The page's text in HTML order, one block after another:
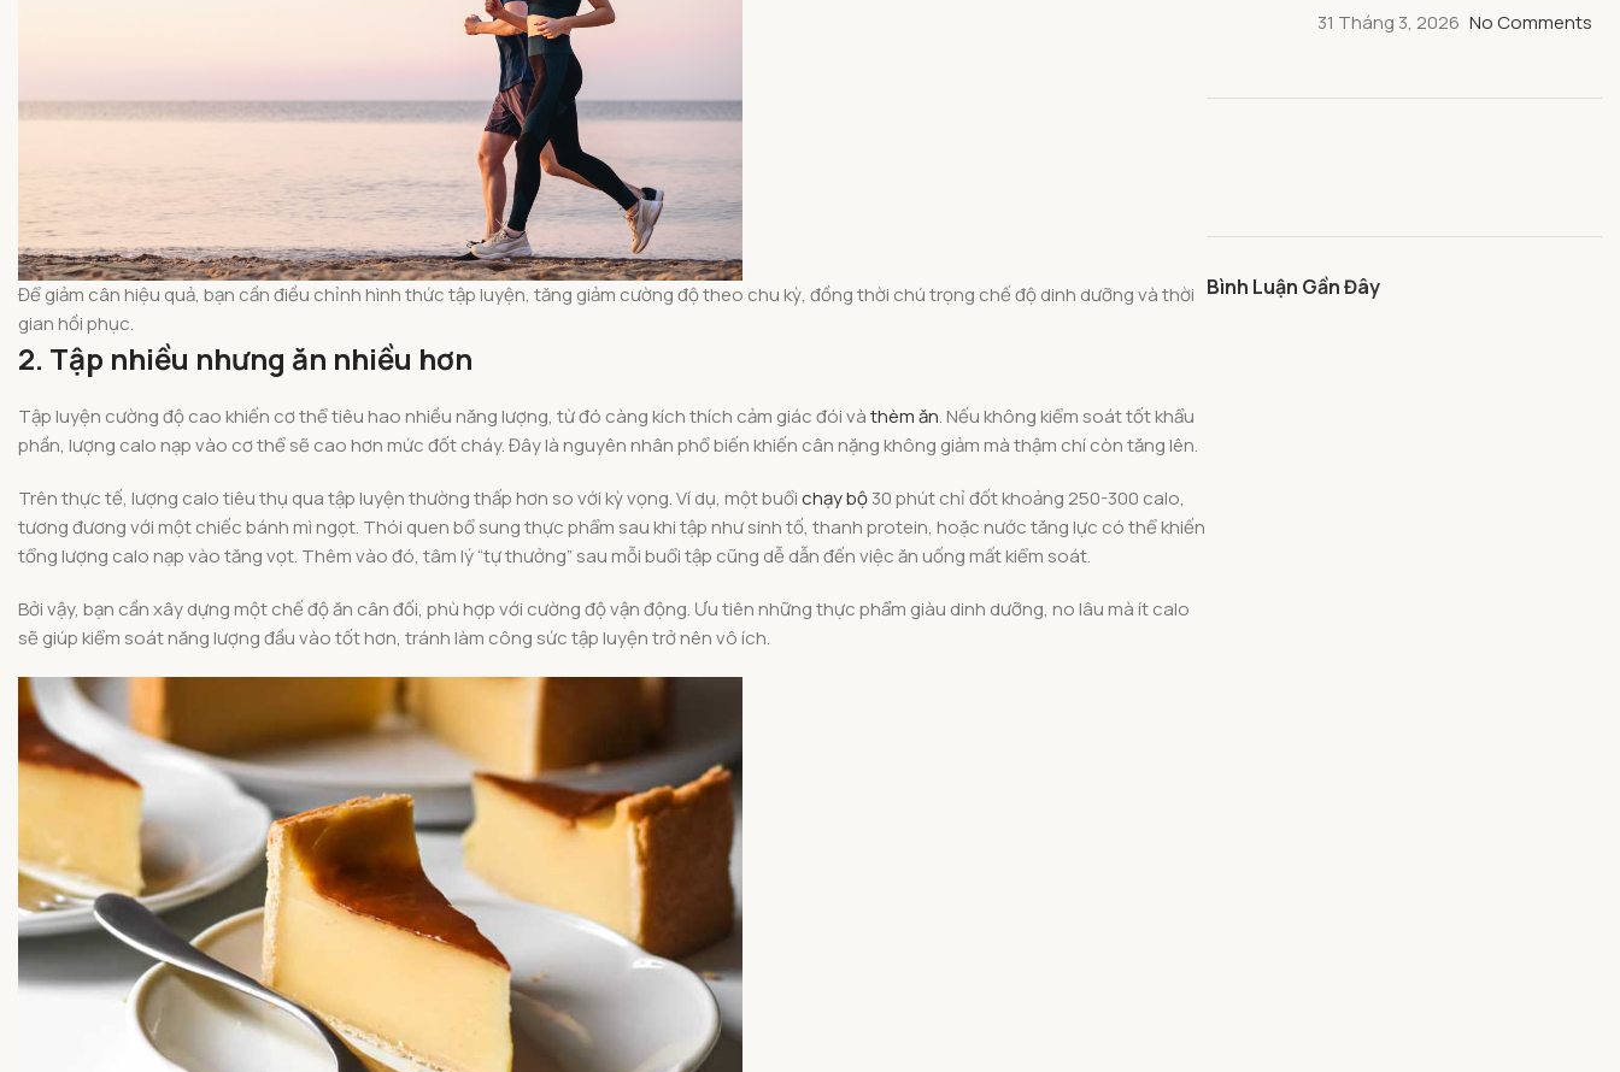
Để giảm cân hiệu quả, bạn cần điều chỉnh hình thức tập luyện, tăng giảm cường độ theo chu kỳ, đồng thời chú trọng chế độ dinh dưỡng và thời
gian hồi phục.
2. Tập nhiều nhưng ăn nhiều hơn
Tập luyện cường độ cao khiến cơ thể tiêu hao nhiều năng lượng, từ đó càng kích thích cảm giác đói vàthèm ăn. Nếu không kiểm soát tốt khẩu
phần, lượng calo nạp vào cơ thể sẽ cao hơn mức đốt cháy. Đây là nguyên nhân phổ biến khiến cân nặng không giảm mà thậm chí còn tăng lên.
Trên thực tế, lượng calo tiêu thụ qua tập luyện thường thấp hơn so với kỳ vọng. Ví dụ, một buổichạy bộ30 phút chỉ đốt khoảng 250-300 calo,
tương đương với một chiếc bánh mì ngọt. Thói quen bổ sung thực phẩm sau khi tập như sinh tố, thanh protein, hoặc nước tăng lực có thể khiến
tổng lượng calo nạp vào tăng vọt. Thêm vào đó, tâm lý “tự thưởng” sau mỗi buổi tập cũng dễ dẫn đến việc ăn uống mất kiểm soát.
Bởi vậy, bạn cần xây dựng một chế độ ăn cân đối, phù hợp với cường độ vận động. Ưu tiên những thực phẩm giàu dinh dưỡng, no lâu mà ít calo
sẽ giúp kiểm soát năng lượng đầu vào tốt hơn, tránh làm công sức tập luyện trở nên vô ích.
31 Tháng 3, 2026 No Comments
Bình Luận Gần Đây